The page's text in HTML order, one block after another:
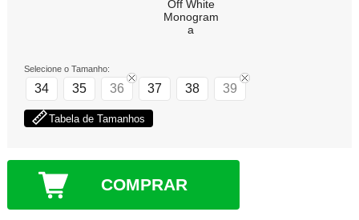
Off White
Monogram
a
Selecione o Tamanho:
34 35 36 37 38 39
Tabela de Tamanhos
COMPRAR